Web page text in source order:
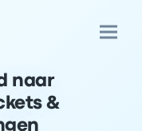
naar
&